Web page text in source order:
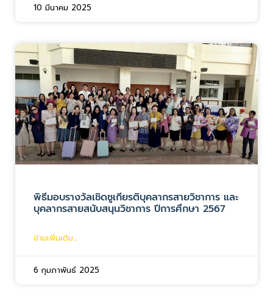
10 มีนาคม 2025
พิธีมอบรางวัลเชิดชูเกียรติบุคลากรสายวิชาการ และ
บุคลากรสายสนับสนุนวิชาการ ปีการศึกษา 2567
อ่านเพิ่มเติม...
6 กุมภาพันธ์ 2025